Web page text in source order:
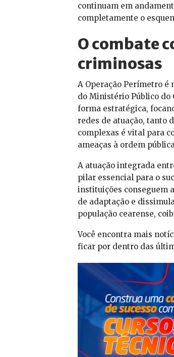
continuam em
completamente o
O combate
criminosas
A Operação Perímetro é
do Ministério Público do
forma estratégica,
redes de atuação, tanto
complexas é vital para
ameaças à ordem
A atuação integrada
pilar essencial para o
instituições conseguem
de adaptação e
população cearense,
Você encontra mais
ficar por dentro das